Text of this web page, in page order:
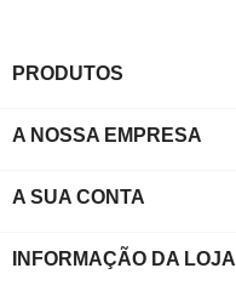
PRODUTOS
A NOSSA EMPRESA
A SUA CONTA
INFORMAÇÃO DA LOJA